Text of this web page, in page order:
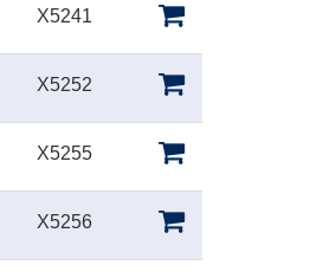
X5241
X5252
X5255
X5256